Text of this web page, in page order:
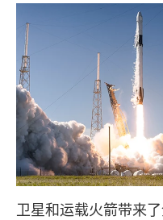
卫星和运载火箭带来